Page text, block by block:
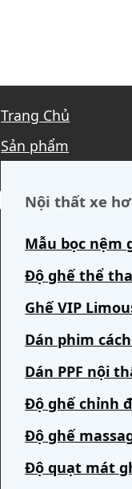
Trang Chủ
Sản phẩm
Nội thất xe
Mẫu bọc nệm
Độ ghế thể
Ghế VIP
Dán phim
Dán PPF nội
Độ ghế chỉnh
Độ ghế
Độ quạt mát